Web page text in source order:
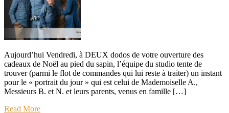
Aujourd’hui Vendredi, à DEUX dodos de votre ouverture des
cadeaux de Noël au pied du sapin, l’équipe du studio tente de
trouver (parmi le flot de commandes qui lui reste à traiter) un instant
pour le « portrait du jour » qui est celui de Mademoiselle A.,
Messieurs B. et N. et leurs parents, venus en famille […]
Read More